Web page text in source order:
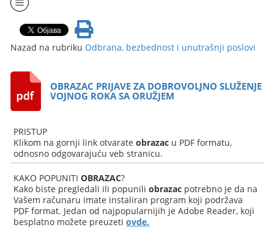
Nazad na rubriku Odbrana, bezbednost i unutrašnji poslovi
OBRAZAC PRIJAVE ZA DOBROVOLJNO SLUŽENJE
VOJNOG ROKA SA ORUŽJEM
PRISTUP
Klikom na gornji link otvarateobrazac u PDF formatu,
odnosno odgovarajuću veb stranicu.
KAKO POPUNITIOBRAZAC?
Kako biste pregledali ili popuniliobrazac potrebno je da na
Vašem računaru imate instaliran program koji podržava
PDF format. Jedan od najpopularnijih je Adobe Reader, koji
besplatno možete preuzetiovde.